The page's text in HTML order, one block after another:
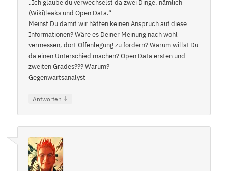
„Ich glaube du verwechselst da zwei Dinge, nämlich
(Wiki)leaks und Open Data.“
Meinst Du damit wir hätten keinen Anspruch auf diese
Informationen? Wäre es Deiner Meinung nach wohl
vermessen, dort Offenlegung zu fordern? Warum willst Du
da einen Unterschied machen? Open Data ersten und
zweiten Grades??? Warum?
Gegenwartsanalyst
Antworten ↓